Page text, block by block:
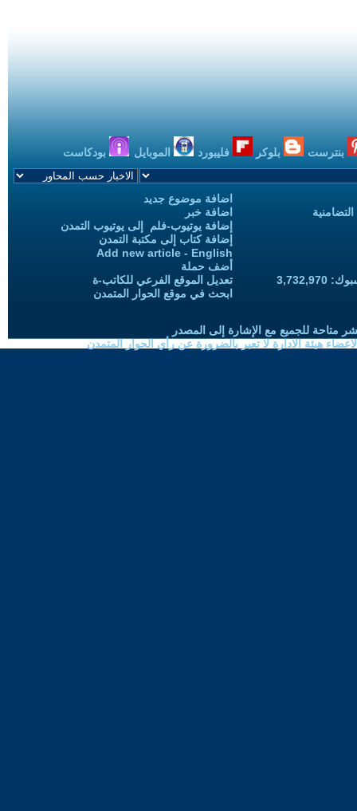
بنترست بلوكر فليبورد الموبايل بودكاست
اضافة موضوع جديد
اضافة خبر
إضافة يوتيوب-فلم إلى يوتيوب التمدن
إضافة كتاب إلى مكتبة التمدن
Add new article - English
أضف حملة
تعديل الموقع الفرعي للكاتب-ة
ابحث في موقع الحوار المتمدن
متاحة للجميع مع الإشارة إلى المصدر
هيئة الادارة لا تعبر بالضرورة عن رأي الحوار المتمدن